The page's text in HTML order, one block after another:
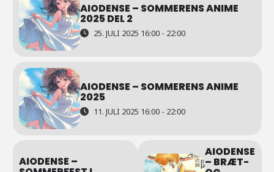
AIODENSE – SOMMERENS ANIME
2025 DEL 2
25. JULI 2025 16:00 - 22:00
AIODENSE – SOMMERENS ANIME
2025
11. JULI 2025 16:00 - 22:00
AIODENSE –
AIODENSE
– BRÆT-